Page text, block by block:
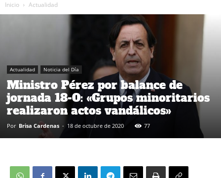
Inicio Actualidad
Actualidad Noticia del Día
Ministro Pérez por balance de
jornada 18-O: «Grupos minoritarios
realizaron actos vandálicos»
Por Brisa Cardenas - 18 de octubre de 2020 77